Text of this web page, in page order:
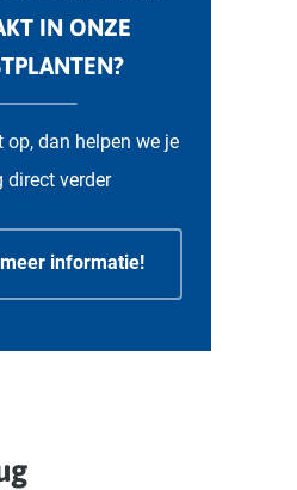
IN ONZE
op, dan helpen we je
direct verder
informatie!